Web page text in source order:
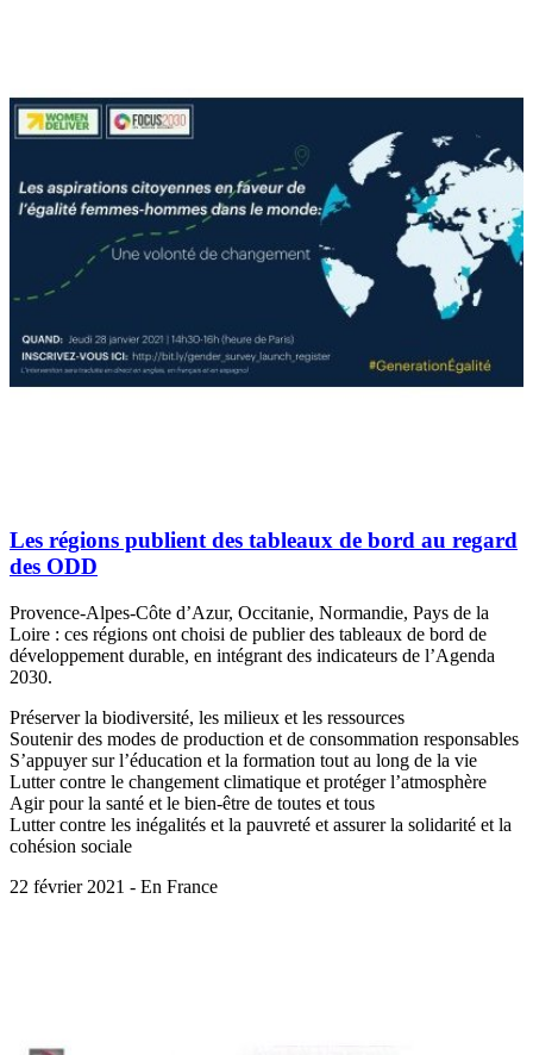
Les régions publient des tableaux de bord au regard
des ODD
Provence-Alpes-Côte d’Azur, Occitanie, Normandie, Pays de la
Loire : ces régions ont choisi de publier des tableaux de bord de
développement durable, en intégrant des indicateurs de l’Agenda
2030.
Préserver la biodiversité, les milieux et les ressources
Soutenir des modes de production et de consommation responsables
S’appuyer sur l’éducation et la formation tout au long de la vie
Lutter contre le changement climatique et protéger l’atmosphère
Agir pour la santé et le bien-être de toutes et tous
Lutter contre les inégalités et la pauvreté et assurer la solidarité et la
cohésion sociale
22 février 2021 - En France